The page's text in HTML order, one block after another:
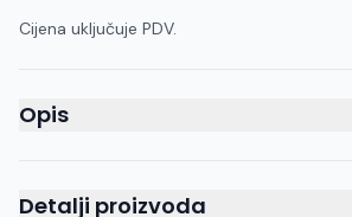
Cijena uključuje PDV.
Opis
Detalji proizvoda